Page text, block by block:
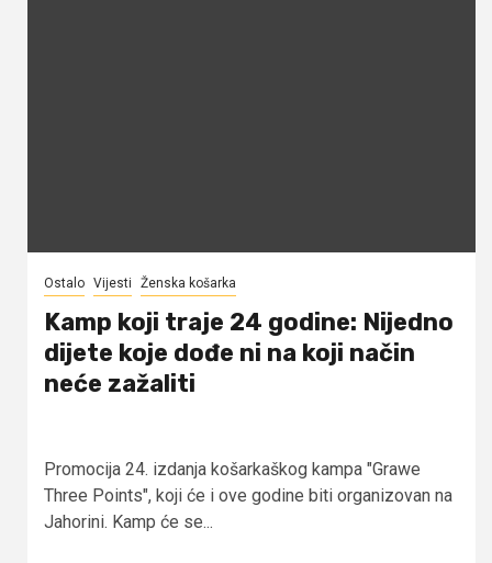
Ostalo Vijesti Ženska košarka
Kamp koji traje 24 godine: Nijedno
dijete koje dođe ni na koji način
neće zažaliti
Promocija 24. izdanja košarkaškog kampa "Grawe
Three Points", koji će i ove godine biti organizovan na
Jahorini. Kamp će se...